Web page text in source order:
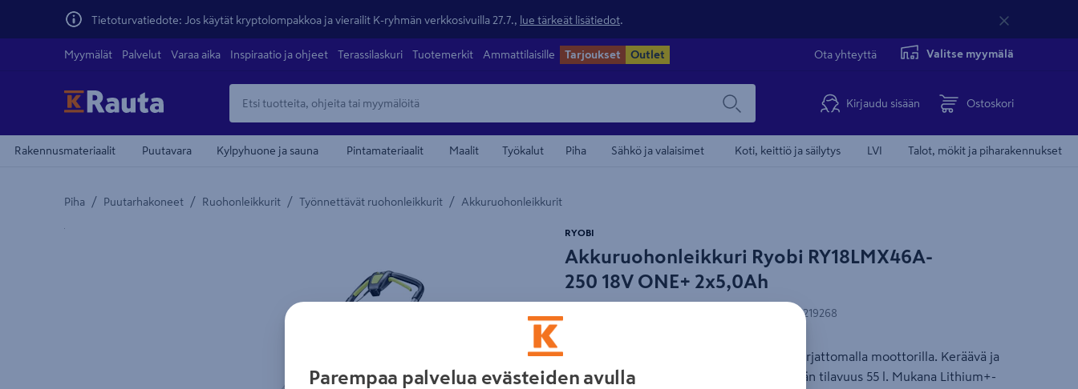
Tietoturvatiedote: Jos käytät kryptolompakkoa ja vierailit K-ryhmän verkkosivuilla 27.7., lue tärkeät lisätiedot
Myymälät Palvelut Varaa aika Inspiraatio ja ohjeet Terassilaskuri Tuotemerkit Ammattilaisille Tarjoukset Outlet Ota yhteyttä Valitse myymälä
Kirjaudu sisään Ostoskori
Rakennusmateriaalit Puutavara Kylpyhuone ja sauna Pintamateriaalit Maalit Työkalut Piha Sähkö ja valaisimet Koti, keittiö ja säilytys LVI Talot, mökit ja piharakennukset
Piha / Puutarhakoneet / Ruohonleikkurit / Työnnettävät ruohonleikkurit / Akkuruohonleikkurit
Yksityiskohtainen kuvaus löytyy Tuotteen kuvaus -maamerkistä
Akkuruohonleikkuri Ryobi RY18LMX46A-
250 18V ONE+ 2x5,0Ah
RYOBI
4892210219268
Kompakti, kevyt akkuruohonleikkuri hiiliharjattomalla moottorilla. Keräävä ja
bioleikkaava. Leikkuuleveys 46 cm. Kerääjän tilavuus 55 l. Mukana Lithium+-
Parempaa palvelua evästeiden avulla